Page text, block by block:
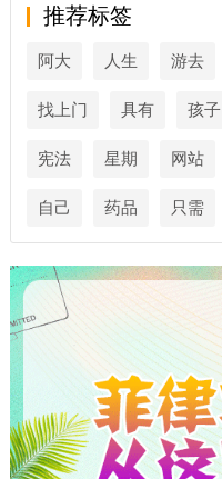
推荐标签
阿大 人生 游去
找上门 具有 孩子
宪法 星期 网站
自己 药品 只需